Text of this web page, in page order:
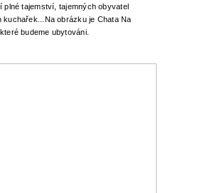
plné tajemství, tajemných obyvatel
kuchařek...Na obrázku je Chata Na
budeme ubytováni.